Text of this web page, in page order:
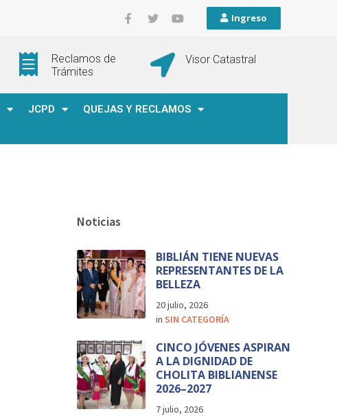
Ingreso
Reclamos de
Trámites
Visor Catastral
JCPD
QUEJAS Y RECLAMOS
Noticias
BIBLIÁN TIENE NUEVAS
REPRESENTANTES DE LA
BELLEZA
20 julio, 2026
inSIN CATEGORÍA
CINCO JÓVENES ASPIRAN
A LA DIGNIDAD DE
CHOLITA BIBLIANENSE
2026–2027
7 julio, 2026